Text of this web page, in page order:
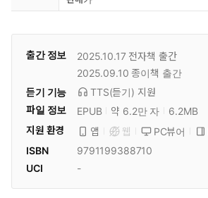
출간 정보 2025.10.17 전자책 출간
2025.09.10 종이책 출간
듣기 기능
TTS(듣기) 지원
파일 정보
EPUB 약 6.2만 자
6.2MB
지원 환경
앱 웹 PC뷰어
ISBN
9791199388710
UCI
-